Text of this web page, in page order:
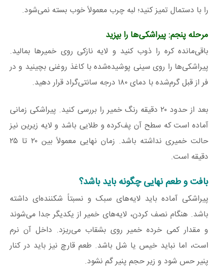
را با دستمال تمیز کنید؛ لبه چرب معمولاً خوب بسته نمی‌شود.
مرحله پنجم: پیراشکی‌ها را بپزید
باقی‌مانده کره را ذوب کنید و لایه نازکی روی خمیرها بمالید.
پیراشکی‌ها را روی سینی پوشیده‌شده با کاغذ روغنی بچینید و در
فر از قبل گرم‌شده با دمای ۱۸۰ درجه سانتی‌گراد قرار دهید.
بعد از حدود ۲۰ دقیقه رنگ خمیر را بررسی کنید. پیراشکی زمانی
آماده است که سطح آن پف‌کرده و طلایی باشد و لایه زیرین نیز
حالت خمیری نداشته باشد. زمان نهایی معمولاً بین ۲۰ تا ۲۵
دقیقه است.
بافت و طعم نهایی چگونه باید باشد؟
پیراشکی آماده باید لایه‌های سبک و نسبتاً شکننده‌ای داشته
باشد. هنگام نصف کردن، لایه‌های خمیر از یکدیگر جدا می‌شوند
و مقدار کمی خرده خمیر روی بشقاب می‌ریزد. داخل آن نرم
است، اما نباید خیس یا شل باشد. طعم قارچ نیز باید در کنار
پنیر حس شود و زیر حجم پنیر گم نشود.